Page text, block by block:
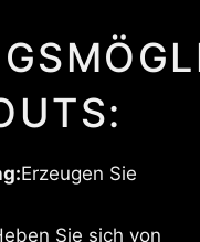
Erzeugen Sie
Sie sich von